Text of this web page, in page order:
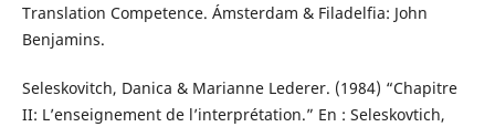
Translation Competence. Ámsterdam & Filadelfia: John
Benjamins.
Seleskovitch, Danica & Marianne Lederer. (1984) “Chapitre
II: L’enseignement de l’interprétation.” En : Seleskovtich,